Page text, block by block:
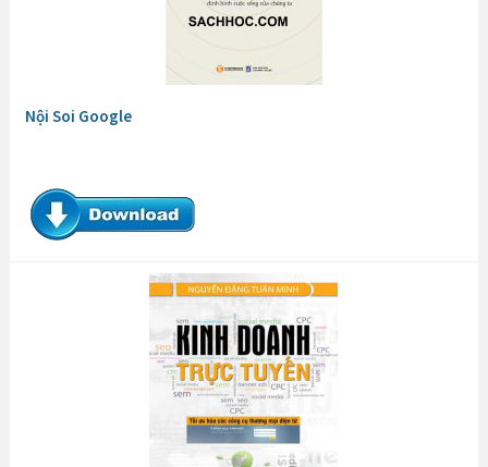
Nội Soi Google